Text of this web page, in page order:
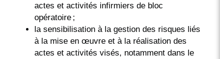
actes et activités infirmiers de bloc
opératoire ;
la sensibilisation à la gestion des risques liés
à la mise en œuvre et à la réalisation des
actes et activités visés, notamment dans le